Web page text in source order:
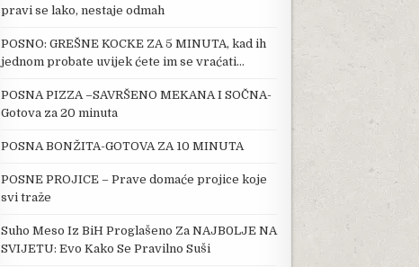
pravi se lako, nestaje odmah
POSNO: GREŠNE KOCKE ZA 5 MINUTA, kad ih
jednom probate uvijek ćete im se vraćati…
POSNA PIZZA –SAVRŠENO MEKANA I SOČNA-
Gotova za 20 minuta
POSNA BONŽITA-GOTOVA ZA 10 MINUTA
POSNE PROJICE – Prave domaće projice koje
svi traže
Suho Meso Iz BiH Proglašeno Za NAJB0LJE NA
SVIJETU: Evo Kako Se Pravilno Suši